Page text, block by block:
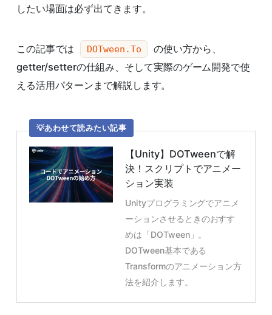
したい場面は必ず出てきます。
この記事では DOTween.To
の使い方から、
getter/setterの仕組み、そして実際のゲーム開発で使
える活用パターンまで解説します。
あわせて読みたい記事
【Unity】DOTweenで解
決！スクリプトでアニメー
ション実装
Unityプログラミングでアニメ
ーションさせるときのおすす
めは「DOTween」。
DOTween基本である
Transformのアニメーション方
法を紹介します。